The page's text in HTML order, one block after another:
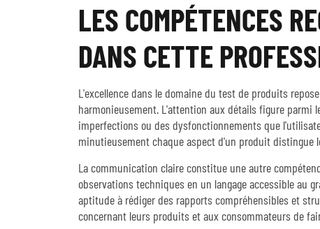
LES COMPÉTENCES
DANS CETTE
L'excellence dans le domaine du test de produits
harmonieusement. L'attention aux détails figure parmi
imperfections ou des dysfonctionnements que
minutieusement chaque aspect d'un produit distingue
La communication claire constitue une autre
observations techniques en un langage accessible au
aptitude à rédiger des rapports compréhensibles et
concernant leurs produits et aux consommateurs de